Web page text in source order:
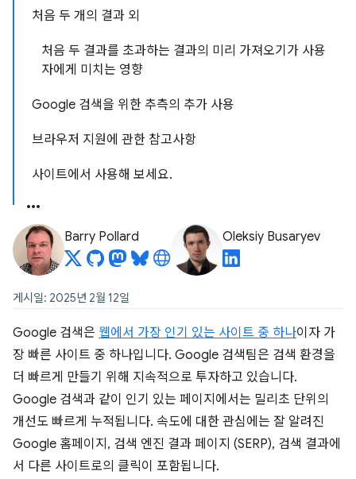
처음 두 개의 결과 외
처음 두 결과를 초과하는 결과의 미리 가져오기가 사용
자에게 미치는 영향
Google 검색을 위한 추측의 추가 사용
브라우저 지원에 관한 참고사항
사이트에서 사용해 보세요.
Barry Pollard Oleksiy Busaryev
게시일: 2025년 2월 12일
Google 검색은 웹에서 가장 인기 있는 사이트 중 하나이자 가
장 빠른 사이트 중 하나입니다. Google 검색팀은 검색 환경을
더 빠르게 만들기 위해 지속적으로 투자하고 있습니다.
Google 검색과 같이 인기 있는 페이지에서는 밀리초 단위의
개선도 빠르게 누적됩니다. 속도에 대한 관심에는 잘 알려진
Google 홈페이지, 검색 엔진 결과 페이지 (SERP), 검색 결과에
서 다른 사이트로의 클릭이 포함됩니다.